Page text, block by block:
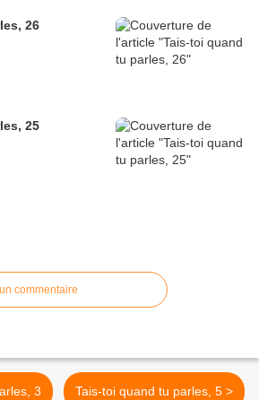
26
25
commentaire
3 Tais-toi quand tu parles, 5 >